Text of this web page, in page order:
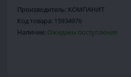
Производитель: КОМПАНИТ
Код товара: 15934976
Наличие: Ожидаем поступления